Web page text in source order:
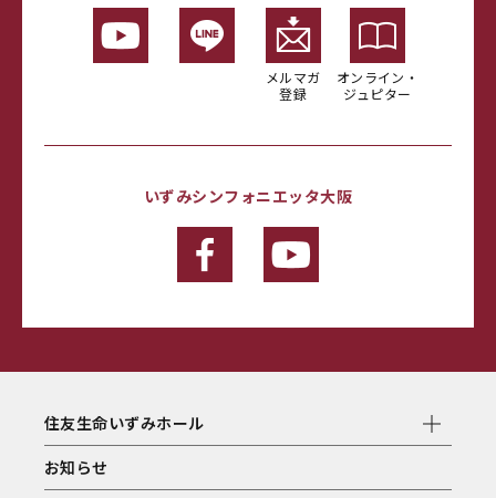
メルマガ
登録
オンライン・
ジュピター
いずみシンフォニエッタ大阪
住友生命いずみホール
お知らせ